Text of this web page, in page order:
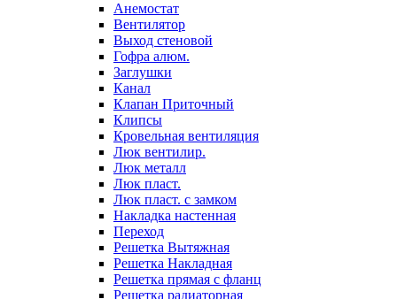
Анемостат
Вентилятор
Выход стеновой
Гофра алюм.
Заглушки
Канал
Клапан Приточный
Клипсы
Кровельная вентиляция
Люк вентилир.
Люк металл
Люк пласт.
Люк пласт. с замком
Накладка настенная
Переход
Решетка Вытяжная
Решетка Накладная
Решетка прямая с фланц
Решетка радиаторная